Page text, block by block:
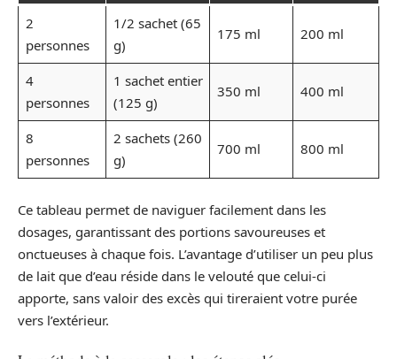
2
personnes
1/2 sachet (65
g)
175 ml 200 ml
4
personnes
1 sachet entier
(125 g)
350 ml 400 ml
8
personnes
2 sachets (260
g)
700 ml 800 ml
Ce tableau permet de naviguer facilement dans les
dosages, garantissant des portions savoureuses et
onctueuses à chaque fois. L’avantage d’utiliser un peu plus
de lait que d’eau réside dans le velouté que celui-ci
apporte, sans valoir des excès qui tireraient votre purée
vers l’extérieur.